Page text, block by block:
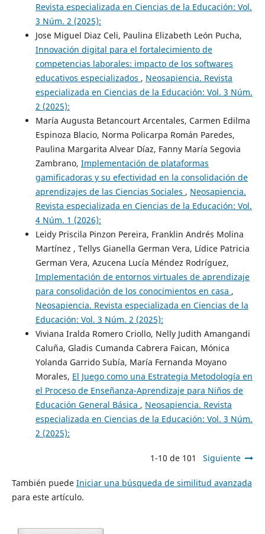
Revista especializada en Ciencias de la Educación: Vol.
3 Núm. 2 (2025):
Jose Miguel Diaz Celi, Paulina Elizabeth León Pucha,
Innovación digital para el fortalecimiento de
competencias laborales: impacto de los softwares
educativos especializados , Neosapiencia. Revista
especializada en Ciencias de la Educación: Vol. 3 Núm.
2 (2025):
María Augusta Betancourt Arcentales, Carmen Edilma
Espinoza Blacio, Norma Policarpa Román Paredes,
Paulina Margarita Alvear Díaz, Fanny María Segovia
Zambrano, Implementación de plataformas
gamificadoras y su efectividad en la consolidación de
aprendizajes de las Ciencias Sociales , Neosapiencia.
Revista especializada en Ciencias de la Educación: Vol.
4 Núm. 1 (2026):
Leidy Priscila Pinzon Pereira, Franklin Andrés Molina
Martínez , Tellys Gianella German Vera, Lídice Patricia
German Vera, Azucena Lucía Méndez Rodríguez,
Implementación de entornos virtuales de aprendizaje
para consolidación de los conocimientos en casa ,
Neosapiencia. Revista especializada en Ciencias de la
Educación: Vol. 3 Núm. 2 (2025):
Viviana Iralda Romero Criollo, Nelly Judith Amangandi
Caluña, Gladis Cumanda Cabrera Faican, Mónica
Yolanda Garrido Subía, María Fernanda Moyano
Morales, El Juego como una Estrategia Metodología en
el Proceso de Enseñanza-Aprendizaje para Niños de
Educación General Básica , Neosapiencia. Revista
especializada en Ciencias de la Educación: Vol. 3 Núm.
2 (2025):
1-10 de 101 Siguiente
También puede Iniciar una búsqueda de similitud avanzada
para este artículo.